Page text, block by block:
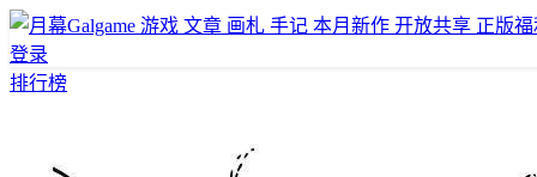
游戏 文章 画札 手记 本月新作 开放共享 正版
登录
排行榜